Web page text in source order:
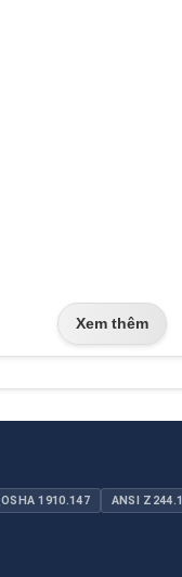
Xem thêm
OSHA 1910.147 ANSI Z244.1